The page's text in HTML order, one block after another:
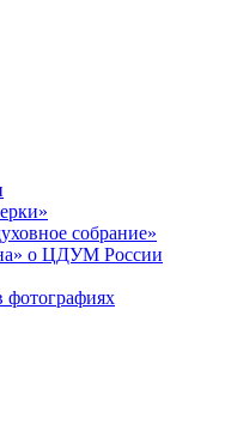
собрание»
о ЦДУМ России